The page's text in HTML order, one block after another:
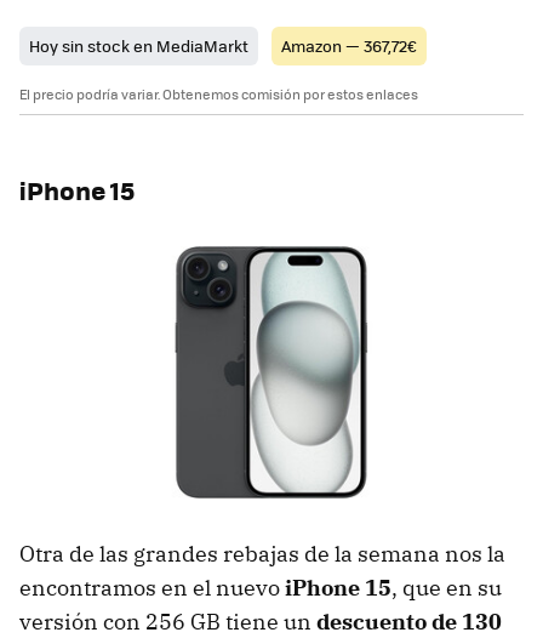
Hoy sin stock en MediaMarkt Amazon — 367,72€
El precio podría variar. Obtenemos comisión por estos enlaces
iPhone 15
Otra de las grandes rebajas de la semana nos la
encontramos en el nuevoiPhone 15, que en su
versión con 256 GB tiene un descuento de 130